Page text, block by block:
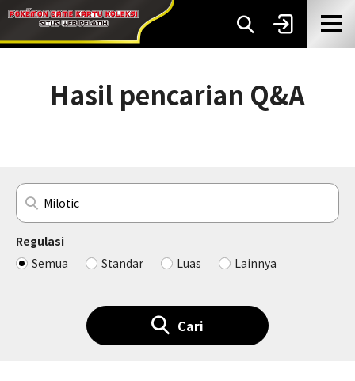
Hasil pencarian Q&A
Regulasi
Semua
Standar Luas Lainnya
Cari